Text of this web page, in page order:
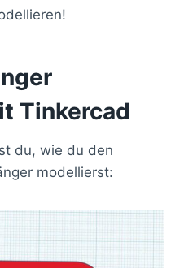
Tinkercad
du, wie du den
modellierst: